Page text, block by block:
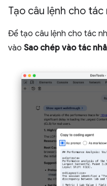
Tạo câu lệnh cho tác
Để tạo câu lệnh cho tác
vào Sao chép vào tác